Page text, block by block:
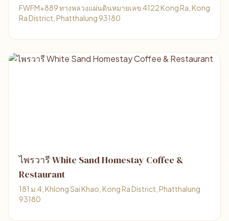
FWFM+889 ทางหลวงแผ่นดินหมายเลข 4122 Kong Ra, Kong
Ra District, Phatthalung 93180
ไพรวารี White Sand Homestay Coffee &
Restaurant
181 ม.4, Khlong Sai Khao, Kong Ra District, Phatthalung
93180